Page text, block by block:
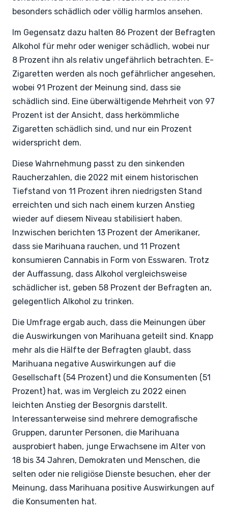
besonders schädlich oder völlig harmlos ansehen.
Im Gegensatz dazu halten 86 Prozent der Befragten
Alkohol für mehr oder weniger schädlich, wobei nur
8 Prozent ihn als relativ ungefährlich betrachten. E-
Zigaretten werden als noch gefährlicher angesehen,
wobei 91 Prozent der Meinung sind, dass sie
schädlich sind. Eine überwältigende Mehrheit von 97
Prozent ist der Ansicht, dass herkömmliche
Zigaretten schädlich sind, und nur ein Prozent
widerspricht dem.
Diese Wahrnehmung passt zu den sinkenden
Raucherzahlen, die 2022 mit einem historischen
Tiefstand von 11 Prozent ihren niedrigsten Stand
erreichten und sich nach einem kurzen Anstieg
wieder auf diesem Niveau stabilisiert haben.
Inzwischen berichten 13 Prozent der Amerikaner,
dass sie Marihuana rauchen, und 11 Prozent
konsumieren Cannabis in Form von Esswaren. Trotz
der Auffassung, dass Alkohol vergleichsweise
schädlicher ist, geben 58 Prozent der Befragten an,
gelegentlich Alkohol zu trinken.
Die Umfrage ergab auch, dass die Meinungen über
die Auswirkungen von Marihuana geteilt sind. Knapp
mehr als die Hälfte der Befragten glaubt, dass
Marihuana negative Auswirkungen auf die
Gesellschaft (54 Prozent) und die Konsumenten (51
Prozent) hat, was im Vergleich zu 2022 einen
leichten Anstieg der Besorgnis darstellt.
Interessanterweise sind mehrere demografische
Gruppen, darunter Personen, die Marihuana
ausprobiert haben, junge Erwachsene im Alter von
18 bis 34 Jahren, Demokraten und Menschen, die
selten oder nie religiöse Dienste besuchen, eher der
Meinung, dass Marihuana positive Auswirkungen auf
die Konsumenten hat.